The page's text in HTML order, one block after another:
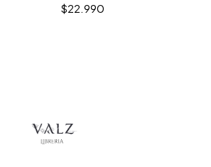
$22.990